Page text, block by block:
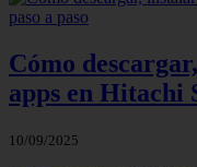
Cómo
apps en Hitachi
10/09/2025